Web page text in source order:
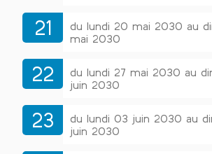
21
du lundi 20 mai 2030 au
mai 2030
22
du lundi 27 mai 2030 au
juin 2030
23
du lundi 03 juin 2030 au
juin 2030